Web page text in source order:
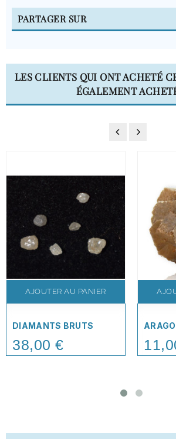
PARTAGER SUR
LES CLIENTS QUI ONT ACHETÉ
ÉGALEMENT
AJOUTER AU PANIER
DIAMANTS BRUTS
Price
38,00 € Price